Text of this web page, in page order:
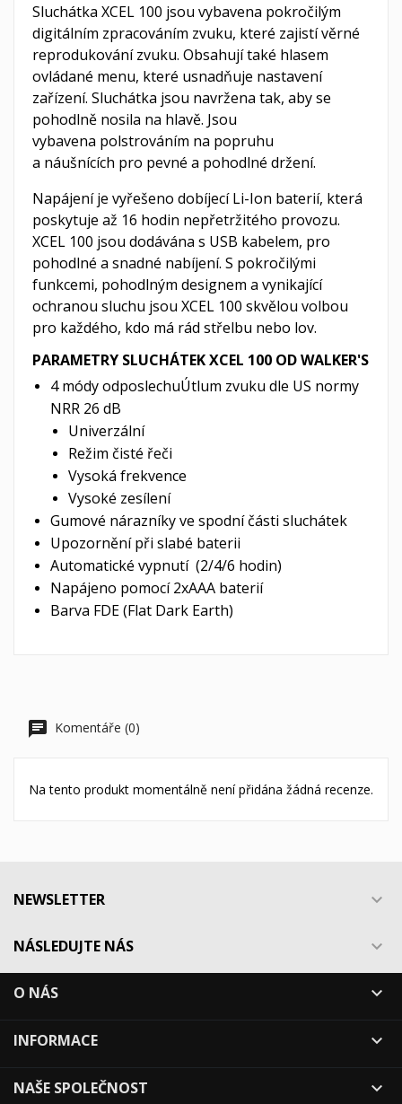
Sluchátka XCEL 100 jsou vybavena pokročilým
digitálním zpracováním zvuku, které zajistí věrné
reprodukování zvuku. Obsahují také hlasem
ovládané menu, které usnadňuje nastavení
zařízení. Sluchátka jsou navržena tak, aby se
pohodlně nosila na hlavě. Jsou
vybavena polstrováním na popruhu
a náušnících pro pevné a pohodlné držení.
Napájení je vyřešeno dobíjecí Li-Ion baterií, která
poskytuje až 16 hodin nepřetržitého provozu.
XCEL 100 jsou dodávána s USB kabelem, pro
pohodlné a snadné nabíjení. S pokročilými
funkcemi, pohodlným designem a vynikající
ochranou sluchu jsou XCEL 100 skvělou volbou
pro každého, kdo má rád střelbu nebo lov.
PARAMETRY SLUCHÁTEK XCEL 100 OD WALKER'S
4 módy odposlechuÚtlum zvuku dle US normy
NRR 26 dB
Univerzální
Režim čisté řeči
Vysoká frekvence
Vysoké zesílení
Gumové nárazníky ve spodní části sluchátek
Upozornění při slabé baterii
Automatické vypnutí (2/4/6 hodin)
Napájeno pomocí 2xAAA baterií
Barva FDE (Flat Dark Earth)
Komentáře (0)
Na tento produkt momentálně není přidána žádná recenze.
NEWSLETTER 
NÁSLEDUJTE NÁS 
O NÁS 
INFORMACE 
NAŠE SPOLEČNOST 